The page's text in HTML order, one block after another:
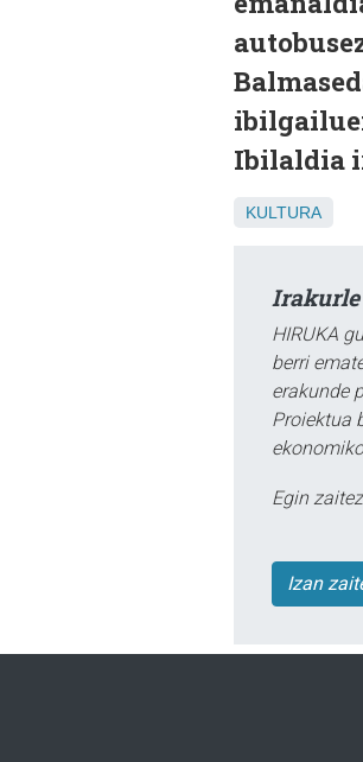
Ibilaldia
KULTURA
HIRUKA
berri
erakunde
Proiektua
Egin
Izan